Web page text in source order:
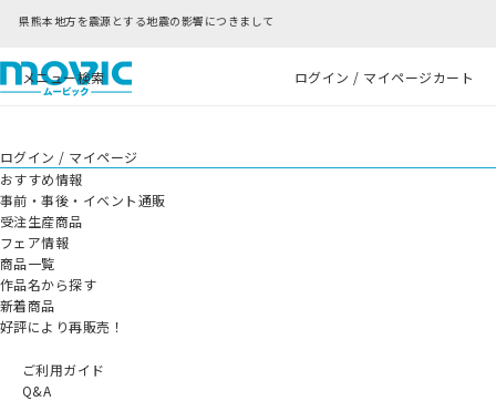
影響につきまして
メニュー検索 ログイン / マイページカート
ログイン / マイページ
おすすめ情報
事前・事後・イベント通販
受注生産商品
フェア情報
商品一覧
作品名から探す
新着商品
好評により再販売！
ご利用ガイド
Q&A